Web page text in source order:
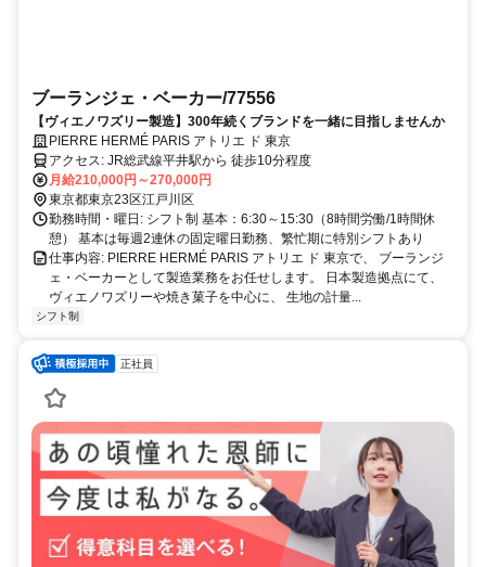
東京都東京23区江戸川区
勤務時間・曜日: シフト制 基本：6:30～15:30（8時間労働/1時間休
憩） 基本は毎週2連休の固定曜日勤務、繁忙期に特別シフトあり
仕事内容: PIERRE HERMÉ PARIS アトリエ ド 東京で、 ブーランジ
ェ・ベーカーとして製造業務をお任せします。 日本製造拠点にて、
ヴィエノワズリーや焼き菓子を中心に、 生地の計量...
シフト制
正社員
少人数クラス塾の文系講師(小中学生担当)